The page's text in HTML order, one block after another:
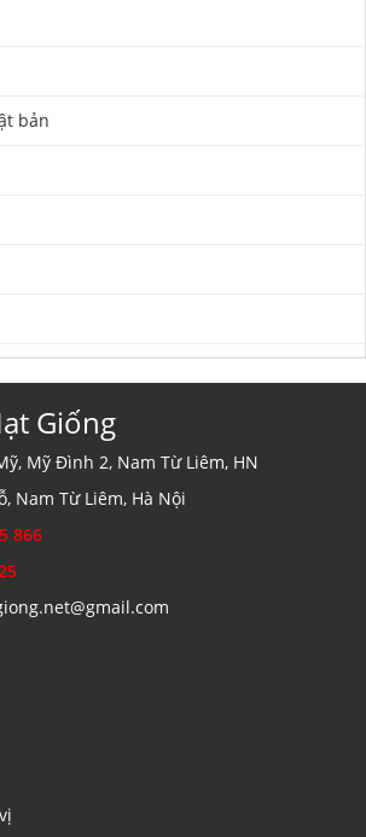
bản
Giống
Mỹ Đình 2, Nam Từ Liêm, HN
Nam Từ Liêm, Hà Nội
866